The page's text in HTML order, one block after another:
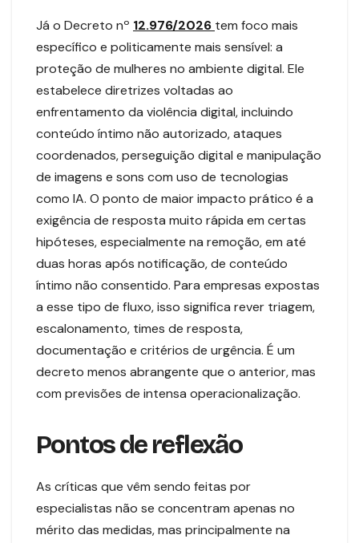
Já o Decreto nº 12.976/2026 tem foco mais
específico e politicamente mais sensível: a
proteção de mulheres no ambiente digital. Ele
estabelece diretrizes voltadas ao
enfrentamento da violência digital, incluindo
conteúdo íntimo não autorizado, ataques
coordenados, perseguição digital e manipulação
de imagens e sons com uso de tecnologias
como IA. O ponto de maior impacto prático é a
exigência de resposta muito rápida em certas
hipóteses, especialmente na remoção, em até
duas horas após notificação, de conteúdo
íntimo não consentido. Para empresas expostas
a esse tipo de fluxo, isso significa rever triagem,
escalonamento, times de resposta,
documentação e critérios de urgência. É um
decreto menos abrangente que o anterior, mas
com previsões de intensa operacionalização.
Pontos de reflexão
As críticas que vêm sendo feitas por
especialistas não se concentram apenas no
mérito das medidas, mas principalmente na